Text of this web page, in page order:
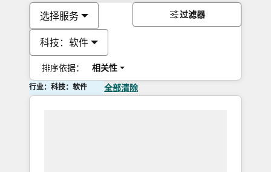
选择服务
科技：软件
排序依据： 相关性
过滤器
行业：科技：软件 全部清除